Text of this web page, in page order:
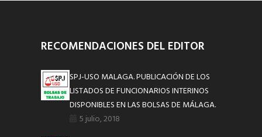
RECOMENDACIONES DEL EDITOR
SPJ-USO MALAGA. PUBLICACIÓN DE LOS
LISTADOS DE FUNCIONARIOS INTERINOS
DISPONIBLES EN LAS BOLSAS DE MÁLAGA.
5 julio, 2018